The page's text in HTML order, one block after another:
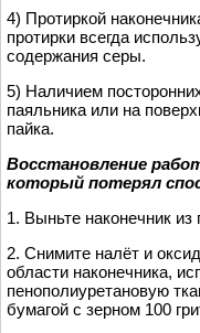
4) Протиркой
протирки всегда
содержания серы.
5) Наличием
паяльника или на
пайка.
Восстановление
который потерял
1. Выньте наконечник
2. Снимите налёт и
области наконечника,
пенополиуретановую
бумагой с зерном 100